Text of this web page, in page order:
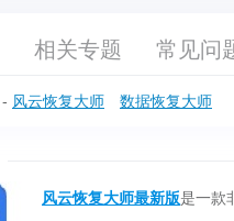
相关专题 常见问
- 风云恢复大师 数据恢复大师
风云恢复大师最新版是一款